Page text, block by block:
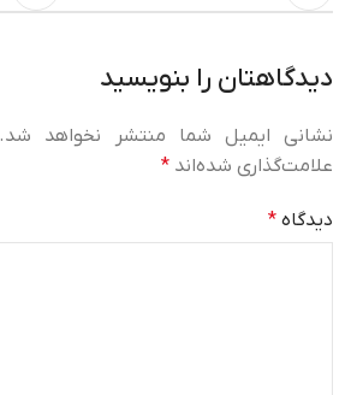
دیدگاهتان را بنویسید
نشانی ایمیل شما منتشر نخواهد شد.
علامت‌گذاری شده‌اند *
دیدگاه *